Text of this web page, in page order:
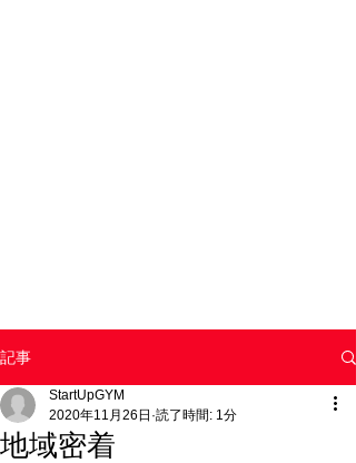
記事
地域密着
StartUpGYM
2020年11月26日 読了時間: 1分